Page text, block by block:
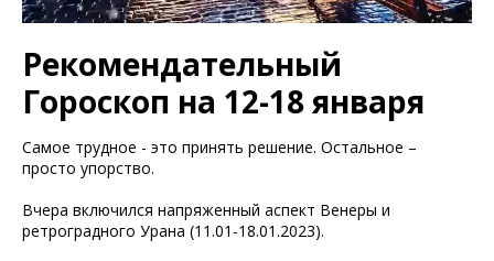
Рекомендательный
Гороскоп на 12-18 января
Самое трудное - это принять решение. Остальное –
просто упорство.
Вчера включился напряженный аспект Венеры и
ретроградного Урана (11.01-18.01.2023).